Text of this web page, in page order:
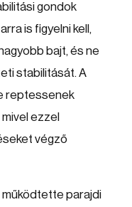
gondok
is figyelni kell,
bajt, és ne
stabilitását. A
reptessenek
ezzel
végző
működtette parajdi